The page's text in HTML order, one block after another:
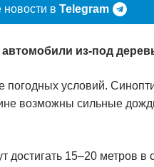
новости в Telegram
из-под
погодных условий.
возможны сильные
15–20 метров в